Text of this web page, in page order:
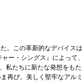
。この革新的なデバイ
ー・シングス』によって
たちに新たな発想をも
再び。美しく堅牢なア